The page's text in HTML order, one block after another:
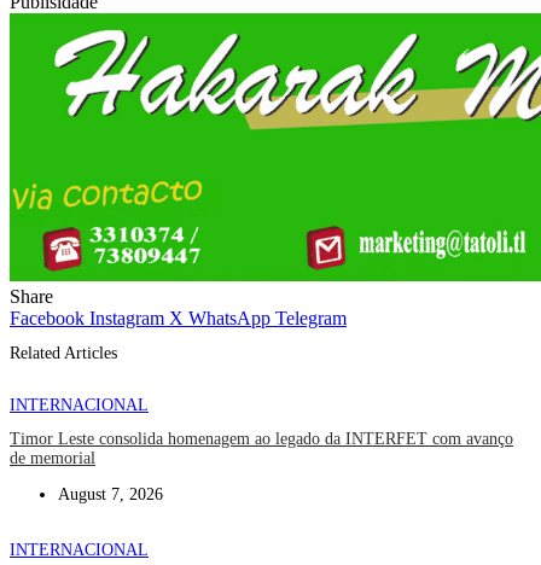
Share
Facebook Instagram X WhatsApp Telegram
Related Articles
INTERNACIONAL
Timor Leste consolida homenagem ao legado da INTERFET com avanço
de memorial
August 7, 2026
INTERNACIONAL